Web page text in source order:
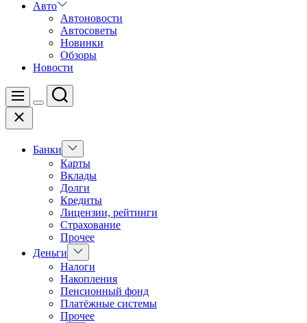
Авто
Автоновости
Автосоветы
Новинки
Обзоры
Новости
Меню
Цвет
Поиск
Закрыть
Банки
Показать
подменю
Карты
Вклады
Долги
Кредиты
Лицензии, рейтинги
Страхование
Прочее
Деньги
Показать
подменю
Налоги
Накопления
Пенсионный фонд
Платёжные системы
Прочее